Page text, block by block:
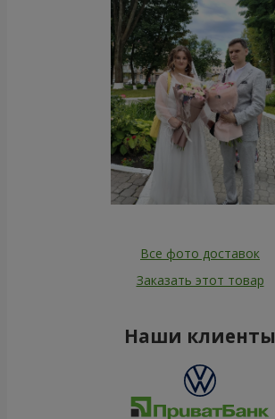
Все фото доставок
Заказать этот товар
Наши клиенты